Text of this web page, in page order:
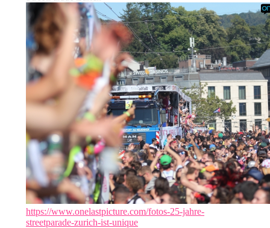
https://www.onelastpicture.com/fotos-25-jahre-
streetparade-zurich-ist-unique